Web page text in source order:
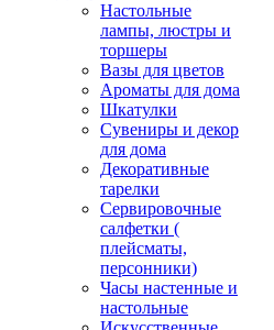
Настольные
лампы, люстры и
торшеры
Вазы для цветов
Ароматы для дома
Шкатулки
Сувениры и декор
для дома
Декоративные
тарелки
Сервировочные
салфетки (
плейсматы,
персонники)
Часы настенные и
настольные